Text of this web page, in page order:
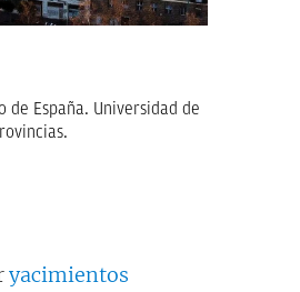
de España. Universidad de
yacimientos